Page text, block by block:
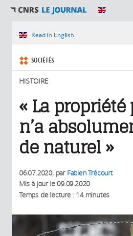
SECTIONS
Vous êtes ici
Read in English
SOCIÉTÉS
HISTOIRE
« La propriété
n’a
de naturel »
06.07.2020, par Fabien Trécourt
Mis à jour le09.09.2020
Temps de lecture : 14 minutes